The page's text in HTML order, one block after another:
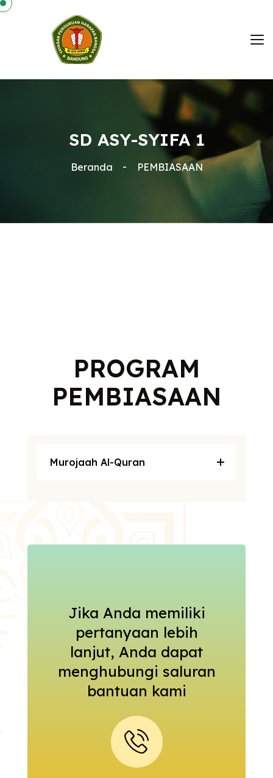
SD ASY-SYIFA 1
Beranda PEMBIASAAN
PROGRAM
PEMBIASAAN
Murojaah Al-Quran
Jika Anda memiliki
pertanyaan lebih
lanjut, Anda dapat
menghubungi saluran
bantuan kami